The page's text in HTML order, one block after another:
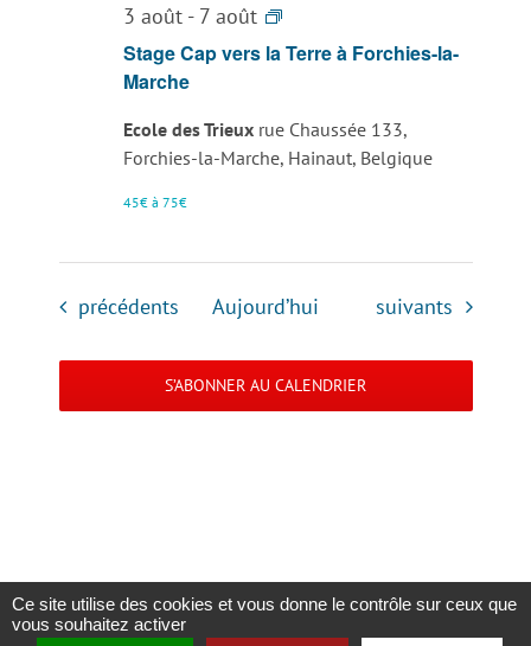
3 août- 7 août
Stage
Art
Louvière
Stage Cap vers la Terre à Forchies-la-
Marche
Ecole des Trieux rue Chaussée 133,
Forchies-la-Marche, Hainaut, Belgique
45€ à 75€
Évènements
précédents Aujourd’hui Évènements
suivants
S’ABONNER AU CALENDRIER
Copyright 2023 |Solidaris Wallonie|Mentions légales et politique de
Ce site utilise des cookies et vous donne le contrôle sur ceux que
vous souhaitez activer